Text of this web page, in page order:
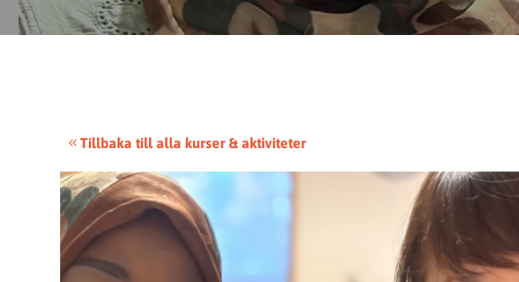
Tillbaka till alla kurser & aktiviteter